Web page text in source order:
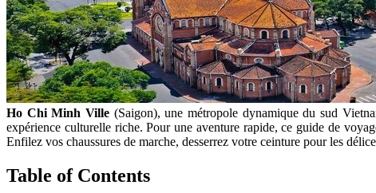
Ho Chi Minh Ville (Saigon), une métropole dynamique du sud
expérience culturelle riche. Pour une aventure rapide, ce guide de
Enfilez vos chaussures de marche, desserrez votre ceinture pour les
Table of Contents